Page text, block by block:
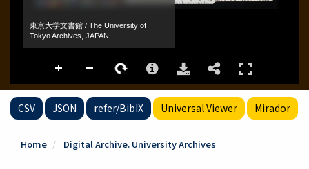
CSV JSON refer/BibIX Universal Viewer Mirador
Home Digital Archive. University Archives